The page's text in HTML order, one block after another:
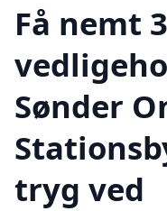
Få nemt
Sønder
tryg ved